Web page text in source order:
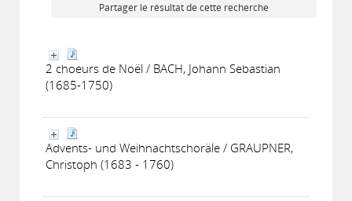
Partager le résultat de cette recherche
2 choeurs de Noël / BACH, Johann Sebastian
(1685-1750)
Advents- und Weihnachtschoräle / GRAUPNER,
Christoph (1683 - 1760)